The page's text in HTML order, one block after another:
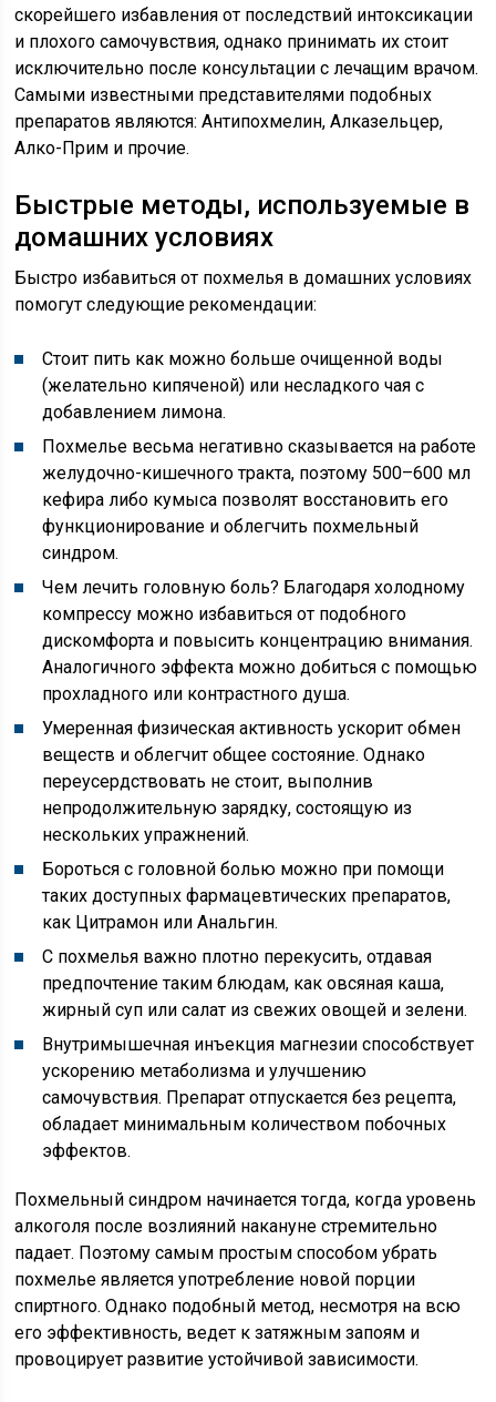
скорейшего избавления от последствий интоксикации
и плохого самочувствия, однако принимать их стоит
исключительно после консультации с лечащим врачом.
Самыми известными представителями подобных
препаратов являются: Антипохмелин, Алказельцер,
Алко-Прим и прочие.
Быстрые методы, используемые в
домашних условиях
Быстро избавиться от похмелья в домашних условиях
помогут следующие рекомендации:
Стоит пить как можно больше очищенной воды
(желательно кипяченой) или несладкого чая с
добавлением лимона.
Похмелье весьма негативно сказывается на работе
желудочно-кишечного тракта, поэтому 500–600 мл
кефира либо кумыса позволят восстановить его
функционирование и облегчить похмельный
синдром.
Чем лечить головную боль? Благодаря холодному
компрессу можно избавиться от подобного
дискомфорта и повысить концентрацию внимания.
Аналогичного эффекта можно добиться с помощью
прохладного или контрастного душа.
Умеренная физическая активность ускорит обмен
веществ и облегчит общее состояние. Однако
переусердствовать не стоит, выполнив
непродолжительную зарядку, состоящую из
нескольких упражнений.
Бороться с головной болью можно при помощи
таких доступных фармацевтических препаратов,
как Цитрамон или Анальгин.
С похмелья важно плотно перекусить, отдавая
предпочтение таким блюдам, как овсяная каша,
жирный суп или салат из свежих овощей и зелени.
Внутримышечная инъекция магнезии способствует
ускорению метаболизма и улучшению
самочувствия. Препарат отпускается без рецепта,
обладает минимальным количеством побочных
эффектов.
Похмельный синдром начинается тогда, когда уровень
алкоголя после возлияний накануне стремительно
падает. Поэтому самым простым способом убрать
похмелье является употребление новой порции
спиртного. Однако подобный метод, несмотря на всю
его эффективность, ведет к затяжным запоям и
провоцирует развитие устойчивой зависимости.